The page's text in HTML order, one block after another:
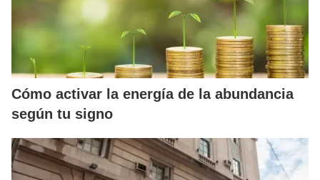
Cómo activar la energía de la abundancia
según tu signo